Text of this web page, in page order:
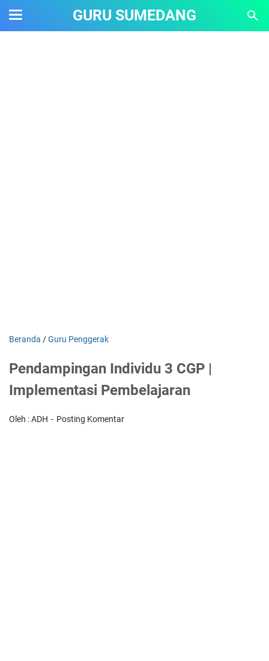
GURU SUMEDANG
Beranda /Guru Penggerak
Pendampingan Individu 3 CGP |
Implementasi Pembelajaran
Oleh : ADH Posting Komentar